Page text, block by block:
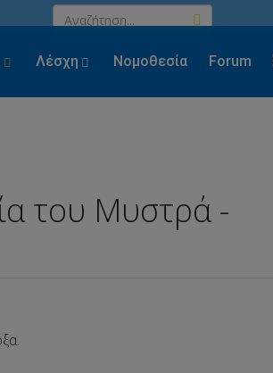
Λέσχη Νομοθεσία Forum
του Μυστρά -